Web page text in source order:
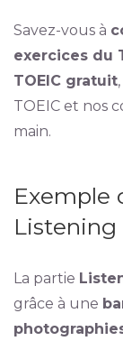
Savez-vous à
exercices du
TOEIC gratuit
TOEIC et nos
main.
Exemple
Listening
La partie
grâce à une